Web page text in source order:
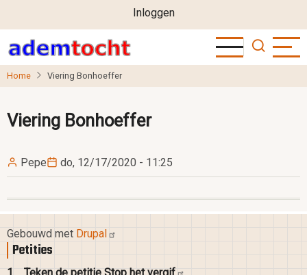
naar
de
inhoud
User
account
menu
Inloggen
Home Viering Bonhoeffer
Viering Bonhoeffer
Pepe do, 12/17/2020 - 11:25
Gebouwd met Drupal
Petities
1 Teken de petitie Stop hetvergif